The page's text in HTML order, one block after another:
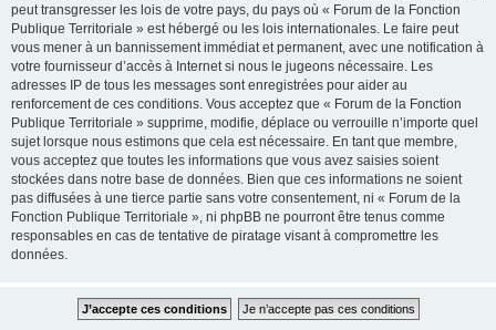
peut transgresser les lois de votre pays, du pays où « Forum de la Fonction
Publique Territoriale » est hébergé ou les lois internationales. Le faire peut
vous mener à un bannissement immédiat et permanent, avec une notification à
votre fournisseur d’accès à Internet si nous le jugeons nécessaire. Les
adresses IP de tous les messages sont enregistrées pour aider au
renforcement de ces conditions. Vous acceptez que « Forum de la Fonction
Publique Territoriale » supprime, modifie, déplace ou verrouille n’importe quel
sujet lorsque nous estimons que cela est nécessaire. En tant que membre,
vous acceptez que toutes les informations que vous avez saisies soient
stockées dans notre base de données. Bien que ces informations ne soient
pas diffusées à une tierce partie sans votre consentement, ni « Forum de la
Fonction Publique Territoriale », ni phpBB ne pourront être tenus comme
responsables en cas de tentative de piratage visant à compromettre les
données.